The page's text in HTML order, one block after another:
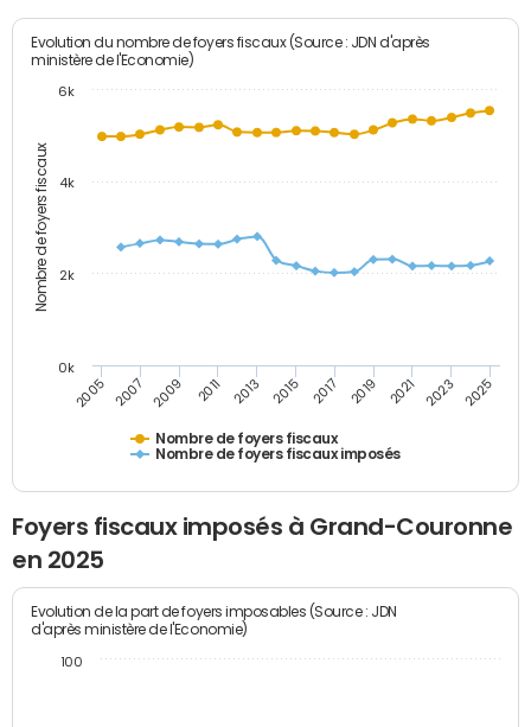
Nombre de foyers fiscaux
Evolution du nombre de foyers fiscaux (Source : JDN d'après
ministère de l'Economie)
Nombre de foyers fiscaux
Nombre de foyers fiscaux imposés
2005 2007 2009 2011 2013 2015 2017 2019 2021 2023 2025
0k
2k
4k
6k
Foyers fiscaux imposés à Grand-Couronne
en 2025
Evolution de la part de foyers imposables (Source : JDN
d'après ministère de l'Economie)
100